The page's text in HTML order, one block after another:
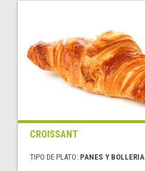
CROISSANT
TIPO DE PLATO: PANES Y BOLLERIA